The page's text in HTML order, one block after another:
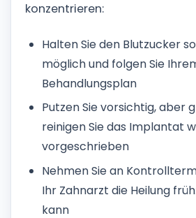
konzentrieren:
Halten Sie den Blutzucker
möglich und folgen Sie
Behandlungsplan
Putzen Sie vorsichtig, aber
reinigen Sie das Implantat
vorgeschrieben
Nehmen Sie an
Ihr Zahnarzt die Heilung
kann